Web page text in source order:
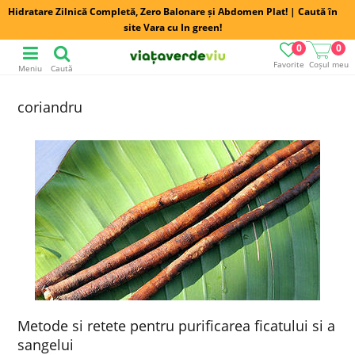
Hidratare Zilnică Completă, Zero Balonare și Abdomen Plat! | Caută în
site Vara cu In green!
Favorite
0
Coșul meu
0
Meniu Caută
coriandru
Metode si retete pentru purificarea ficatului si a
sangelui